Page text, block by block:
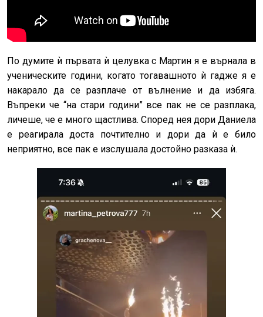
По думите ѝ първата ѝ целувка с Мартин я е върнала в
ученическите години, когато тогавашното ѝ гадже я е
накарало да се разплаче от вълнение и да избяга.
Въпреки че “на стари години” все пак не се разплака,
личеше, че е много щастлива. Според нея дори Даниела
е реагирала доста почтително и дори да ѝ е било
неприятно, все пак е изслушала достойно разказа ѝ.